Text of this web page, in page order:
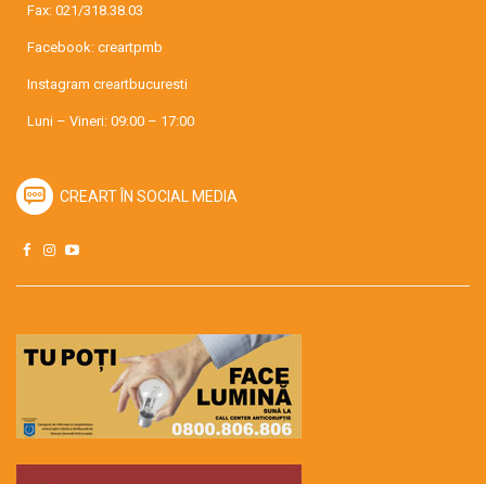
Fax: 021/318.38.03
Facebook: creartpmb
Instagram creartbucuresti
Luni – Vineri: 09:00 – 17:00
CREART ÎN SOCIAL MEDIA